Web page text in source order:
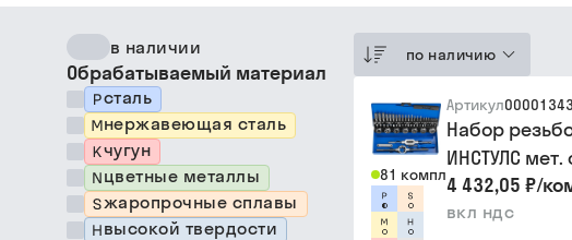
в наличии
Обрабатываемый материал
сталь
нержавеющая сталь
чугун
цветные металлы
жаропрочные сплавы
высокой твердости
по наличию
81 компл
Артикул
Набор
ИНСТУЛС мет.
4 432,05 ₽/
вкл ндс